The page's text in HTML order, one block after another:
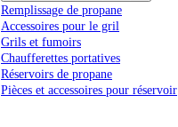
Remplissage de propane
Accessoires pour le gril
Grils et fumoirs
Chaufferettes portatives
Réservoirs de propane
Pièces et accessoires pour réservoir